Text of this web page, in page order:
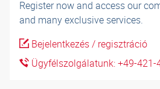
Register now and access our
and many exclusive services.
Bejelentkezés / regisztráció
Ügyfélszolgálatunk: +49-421-